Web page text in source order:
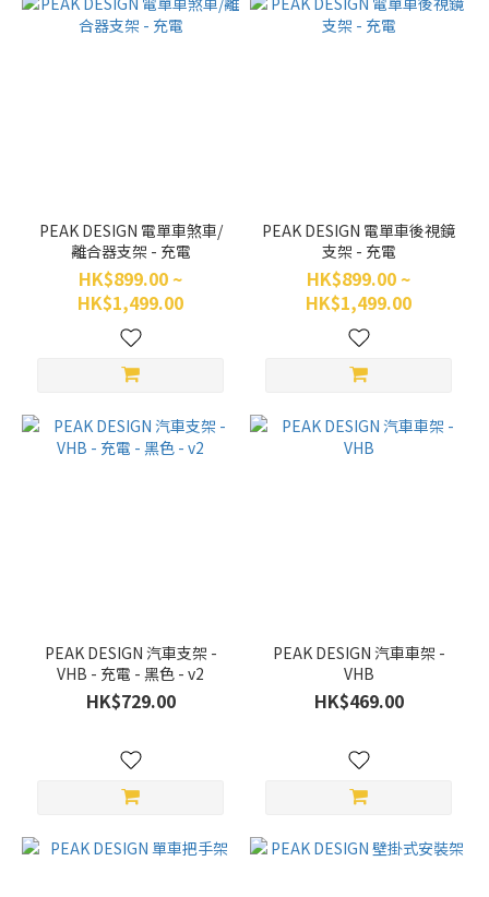
PEAK DESIGN 電單車煞車/
離合器支架 - 充電
HK$899.00 ~
HK$1,499.00
PEAK DESIGN 電單車後視鏡
支架 - 充電
HK$899.00 ~
HK$1,499.00
PEAK DESIGN 汽車支架 -
VHB - 充電 - 黑色 - v2
HK$729.00
PEAK DESIGN 汽車車架 -
VHB
HK$469.00